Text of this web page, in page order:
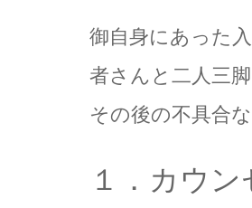
御自身にあった
者さんと二人三
その後の不具合
１．カウ